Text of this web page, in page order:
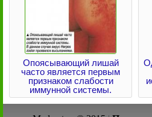
Опоясывающий лишай
часто является первым
признаком слабости
иммунной системы.